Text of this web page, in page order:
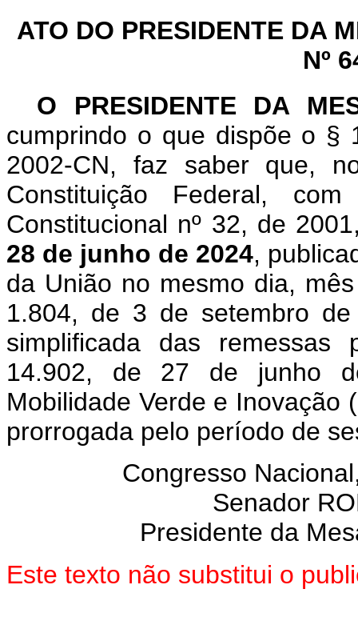
ATO DO PRESIDENTE DA
Nº
O PRESIDENTE DA
cumprindo o que dispõe o §
2002-CN, faz saber que,
Constituição Federal,
Constitucional nº 32, de
28 de junho de 2024,
da União no mesmo dia,
1.804, de 3 de setembro
simplificada das
14.902, de 27 de junho
Mobilidade Verde e Inovação
prorrogada pelo período de
Congresso
Senador
Presidente da
Este texto não substitui o